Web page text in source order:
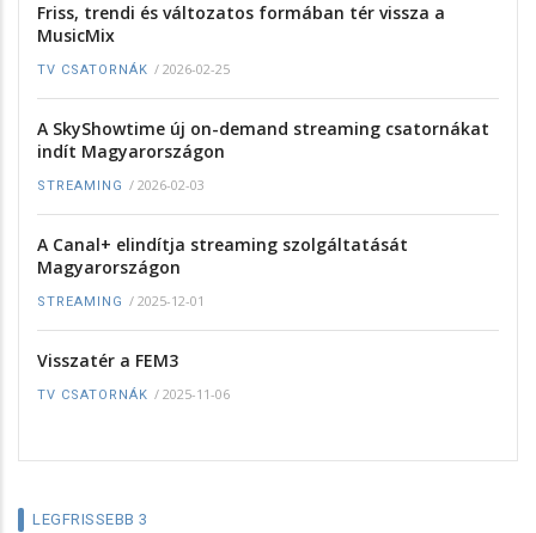
Friss, trendi és változatos formában tér vissza a
MusicMix
TV CSATORNÁK / 2026-02-25
A SkyShowtime új on-demand streaming csatornákat
indít Magyarországon
STREAMING / 2026-02-03
A Canal+ elindítja streaming szolgáltatását
Magyarországon
STREAMING / 2025-12-01
Visszatér a FEM3
TV CSATORNÁK / 2025-11-06
LEGFRISSEBB 3